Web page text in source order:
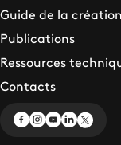
Guide de la création
Publications
Ressources
Contacts